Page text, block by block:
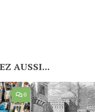
AUSSI...
0